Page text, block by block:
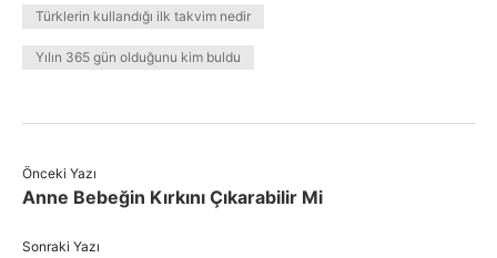
Türklerin kullandığı ilk takvim nedir
Yılın 365 gün olduğunu kim buldu
Önceki Yazı
Anne Bebeğin Kırkını Çıkarabilir Mi
Sonraki Yazı